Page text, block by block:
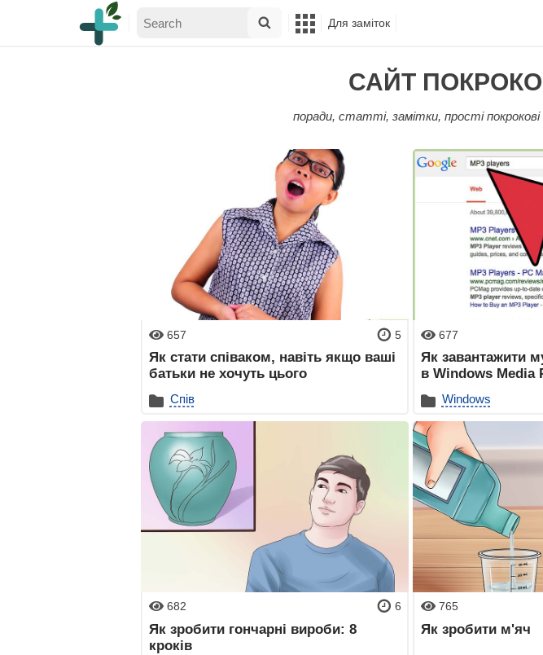
Для заміток
САЙТ
поради, статті, замітки, прості
657 5
Як стати співаком, навіть якщо ваші
батьки не хочуть цього
Спів
677
Як завантажити
в Windows Media
Windows
682 6
Як зробити гончарні вироби: 8
кроків
765
Як зробити м'яч